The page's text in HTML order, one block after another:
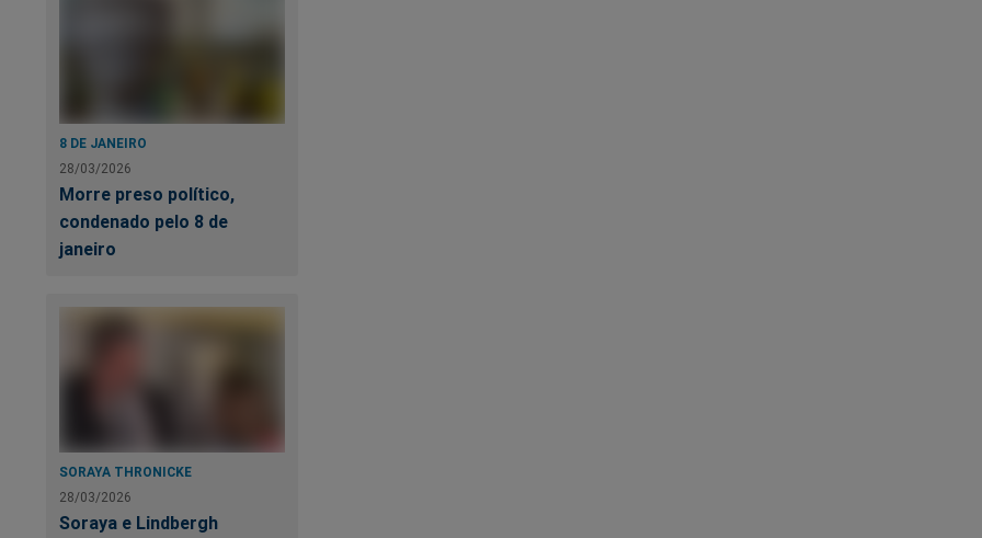
8 DE JANEIRO
28/03/2026
Morre preso político,
condenado pelo 8 de
janeiro
SORAYA THRONICKE
28/03/2026
Soraya e Lindbergh